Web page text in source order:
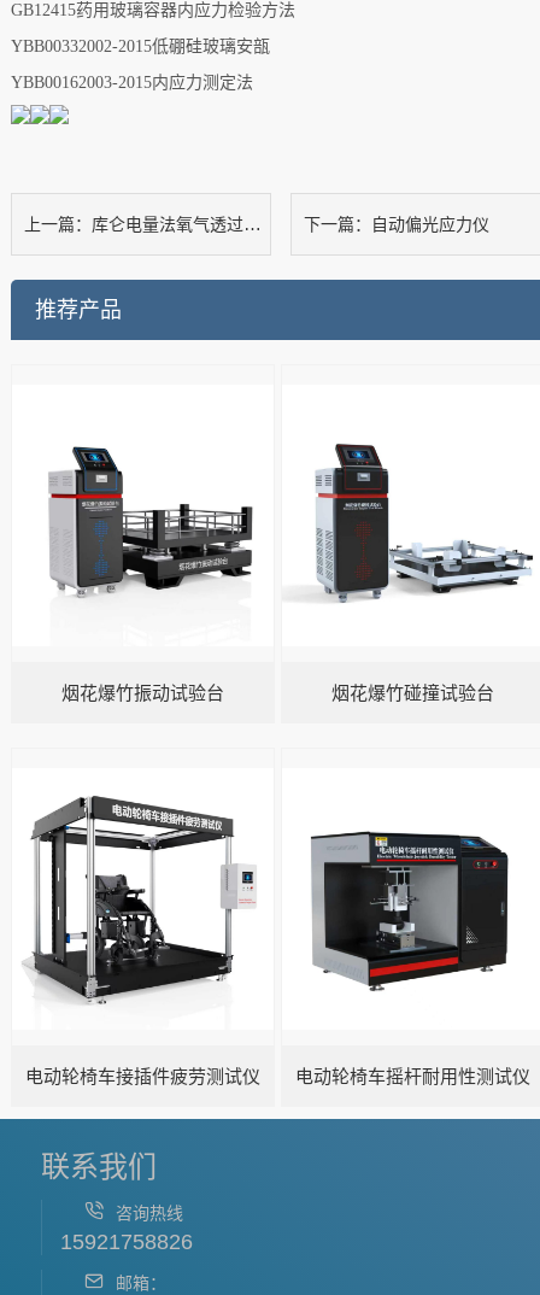
GB12415药用玻璃容器内应力检验方法
YBB00332002-2015低硼硅玻璃安瓿
YBB00162003-2015内应力测定法
上一篇： 库仑电量法氧气透过率测试仪 下一篇： 自动偏光应力仪
推荐产品
烟花爆竹振动试验台 烟花爆竹碰撞试验台
电动轮椅车接插件疲劳测试仪 电动轮椅车摇杆耐用性测试仪
联系我们
咨询热线
15921758826
邮箱：